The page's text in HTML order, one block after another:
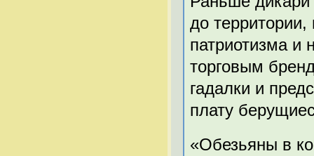
до территории,
патриотизма и
торговым
гадалки и
плату
«Обезьяны в